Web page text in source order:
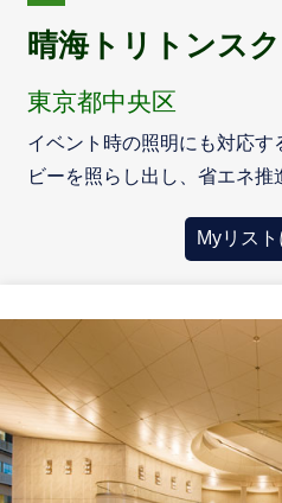
晴海トリトンス
東京都中央区
イベント時の照明にも対応す
ビーを照らし出し、省エネ
Myリス